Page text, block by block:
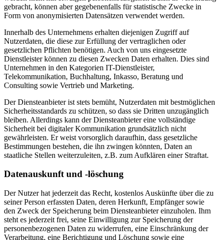
gebracht, können aber gegebenenfalls für statistische Zwecke in
Form von anonymisierten Datensätzen verwendet werden.
Innerhalb des Unternehmens erhalten diejenigen Zugriff auf
Nutzerdaten, die diese zur Erfüllung der vertraglichen oder
gesetzlichen Pflichten benötigen. Auch von uns eingesetzte
Dienstleister können zu diesen Zwecken Daten erhalten. Dies sind
Unternehmen in den Kategorien IT-Dienstleister,
Telekommunikation, Buchhaltung, Inkasso, Beratung und
Consulting sowie Vertrieb und Marketing.
Der Diensteanbieter ist stets bemüht, Nutzerdaten mit bestmöglichen
Sicherheitsstandards zu schützen, so dass sie Dritten unzugänglich
bleiben. Allerdings kann der Diensteanbieter eine vollständige
Sicherheit bei digitaler Kommunikation grundsätzlich nicht
gewährleisten. Er weist vorsorglich daraufhin, dass gesetzliche
Bestimmungen bestehen, die ihn zwingen könnten, Daten an
staatliche Stellen weiterzuleiten, z.B. zum Aufklären einer Straftat.
Datenauskunft und -löschung
Der Nutzer hat jederzeit das Recht, kostenlos Auskünfte über die zu
seiner Person erfassten Daten, deren Herkunft, Empfänger sowie
den Zweck der Speicherung beim Diensteanbieter einzuholen. Ihm
steht es jederzeit frei, seine Einwilligung zur Speicherung der
personenbezogenen Daten zu widerrufen, eine Einschränkung der
Verarbeitung, eine Berichtigung und Löschung sowie eine